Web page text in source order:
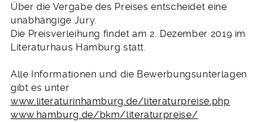
Über die Vergabe des Preises entscheidet eine
unabhängige Jury.
Die Preisverleihung findet am 2. Dezember 2019 im
Literaturhaus Hamburg statt.
Alle Informationen und die Bewerbungsunterlagen
gibt es unter
www.literaturinhamburg.de/literaturpreise.php
www.hamburg.de/bkm/literaturpreise/